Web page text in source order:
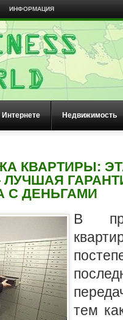
ИНФОРМАЦИЯ
Интернете Недвижимость
КВАРТИРЫ:
С ДЕНЬГАМИ
В
тем